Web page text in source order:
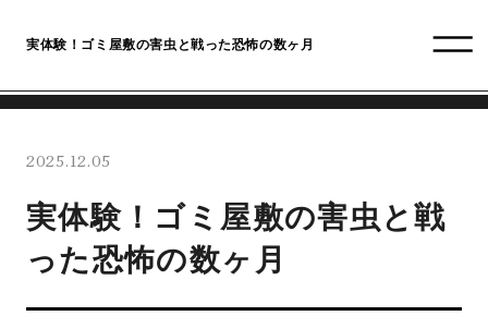
実体験！ゴミ屋敷の害虫と戦った恐怖の数ヶ月
2025.12.05
実体験！ゴミ屋敷の害虫と戦
った恐怖の数ヶ月